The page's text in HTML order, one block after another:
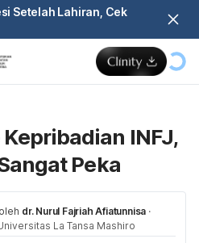
Setelah Lahiran, Cek
INFJ,
Peka
dr. Nurul Fajriah Afiatunnisa ·
La Tansa Mashiro